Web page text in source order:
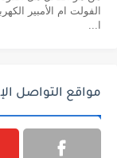
الفولت ام الأمبير
ا...
مواقع التواصل